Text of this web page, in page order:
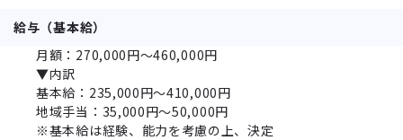
給与（基本給）
月額：270,000円～460,000円
▼内訳
基本給：235,000円～410,000円
地域手当：35,000円～50,000円
※基本給は経験、能力を考慮の上、決定